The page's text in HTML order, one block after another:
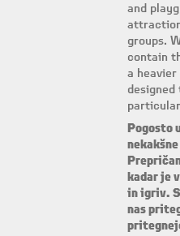
and
groups.
contain
a
designed
Pogosto
kadar je
in igriv.
nas